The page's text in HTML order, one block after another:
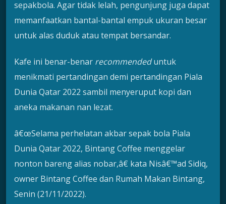
sepakbola. Agar tidak lelah, pengunjung juga dapat
memanfaatkan bantal-bantal empuk ukuran besar
untuk alas duduk atau tempat bersandar.
Kafe ini benar-benar recommendeduntuk
menikmati pertandingan demi pertandingan Piala
Dunia Qatar 2022 sambil menyeruput kopi dan
aneka makanan nan lezat.
â€œSelama perhelatan akbar sepak bola Piala
Dunia Qatar 2022, Bintang Coffee menggelar
nonton bareng alias nobar,â€ kata Nisâ€™ad Sidiq,
owner Bintang Coffee dan Rumah Makan Bintang,
Senin (21/11/2022).